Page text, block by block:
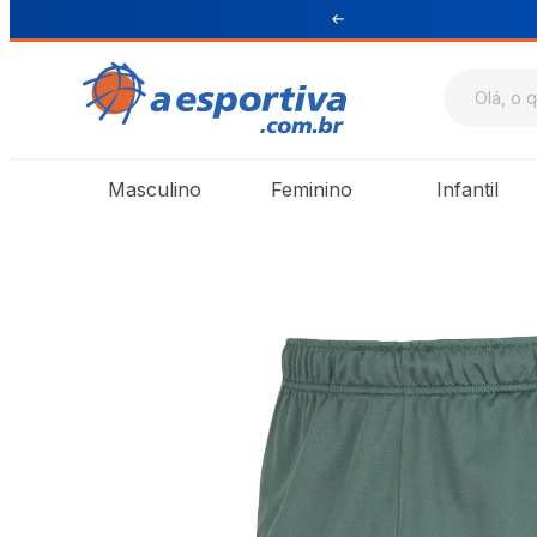
Masculino Feminino Infantil